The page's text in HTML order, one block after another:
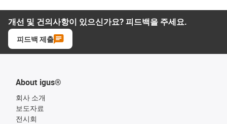
개선 및 건의사항이 있으신가요? 피드백을 주세요.
피드백 제출
About igus®
회사 소개
보도자료
전시회